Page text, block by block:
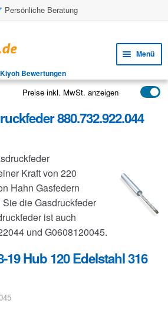
Persönliche Beratung
Menü
Bewertungen
Preise inkl. MwSt. anzeigen
880.732.922.044
Kraft von 220
Hahn Gasfedern
die Gasdruckfeder
ist auch
und G0608120045.
19 Hub 120 Edelstahl 316